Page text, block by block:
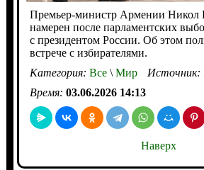
Премьер-министр Армении Никол
намерен после парламентских
с президентом России. Об этом
встрече с избирателями.
Категория: Все\Мир Источник:
Время: 03.06.2026 14:13
Наверх